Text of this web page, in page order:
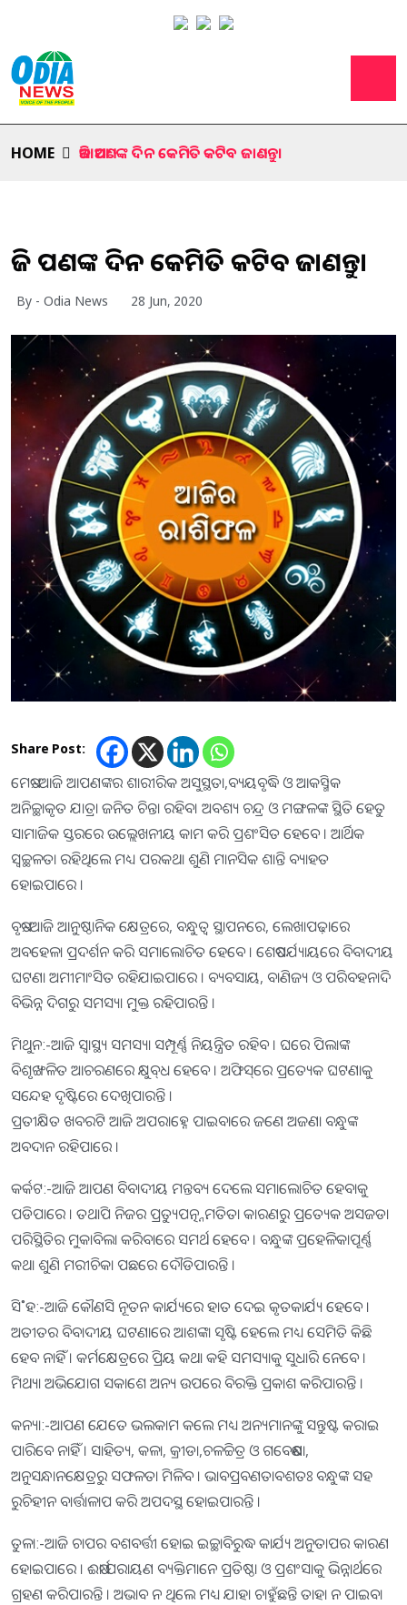
HOME ଆଜି ଆପଣଙ୍କ ଦିନ କେମିତି କଟିବ ଜାଣନ୍ତୁ।
ଆଜି ଆପଣଙ୍କ ଦିନ କେମିତି କଟିବ ଜାଣନ୍ତୁ।
By - Odia News 28 Jun, 2020
Share Post:
ମେଷ:-ଆଜି ଆପଣଙ୍କର ଶାରୀରିକ ଅସୁସ୍ଥତା,ବ୍ୟୟବୃଦ୍ଧି ଓ ଆକସ୍ମିକ
ଅନିଚ୍ଛାକୃତ ଯାତ୍ରା ଜନିତ ଚିନ୍ତା ରହିବ। ଅବଶ୍ୟ ଚନ୍ଦ୍ର ଓ ମଙ୍ଗଳଙ୍କ ସ୍ଥିତି ହେତୁ
ସାମାଜିକ ସ୍ତରରେ ଉଲ୍ଲେଖନୀୟ କାମ କରି ପ୍ରଶଂସିତ ହେବେ । ଆର୍ଥିକ
ସ୍ବଚ୍ଛଳତା ରହିଥିଲେ ମଧ୍ୟ ପରକଥା ଶୁଣି ମାନସିକ ଶାନ୍ତି ବ୍ୟାହତ
ହୋଇପାରେ ।
ବୃଷ:-ଆଜି ଆନୁଷ୍ଠାନିକ କ୍ଷେତ୍ରରେ, ବନ୍ଧୁତ୍ୱ ସ୍ଥାପନରେ, ଲେଖାପଢ଼ାରେ
ଅବହେଳା ପ୍ରଦର୍ଶନ କରି ସମାଲୋଚିତ ହେବେ । ଶେଷପର୍ଯ୍ୟାୟରେ ବିବାଦୀୟ
ଘଟଣା ଅମୀମାଂସିତ ରହିଯାଇପାରେ । ବ୍ୟବସାୟ, ବାଣିଜ୍ୟ ଓ ପରିବହନାଦି
ବିଭିନ୍ନ ଦିଗରୁ ସମସ୍ୟା ମୁକ୍ତ ରହିପାରନ୍ତି ।
ମିଥୁନ:-ଆଜି ସ୍ବାସ୍ଥ୍ୟ ସମସ୍ୟା ସମ୍ପୂର୍ଣ୍ଣ ନିୟନ୍ତ୍ରିତ ରହିବ । ଘରେ ପିଲାଙ୍କ
ବିଶୃଙ୍ଖଳିତ ଆଚରଣରେ କ୍ଷୁବ୍‌ଧ ହେବେ । ଅଫିସ୍‌ରେ ପ୍ରତ୍ୟେକ ଘଟଣାକୁ
ସନ୍ଦେହ ଦୃଷ୍ଟିରେ ଦେଖିପାରନ୍ତି ।
ପ୍ରତୀକ୍ଷିତ ଖବରଟି ଆଜି ଅପରାହ୍ନେ ପାଇବାରେ ଜଣେ ଅଜଣା ବନ୍ଧୁଙ୍କ
ଅବଦାନ ରହିପାରେ ।
କର୍କଟ:-ଆଜି ଆପଣ ବିବାଦୀୟ ମନ୍ତବ୍ୟ ଦେଲେ ସମାଲୋଚିତ ହେବାକୁ
ପଡିପାରେ । ତଥାପି ନିଜର ପ୍ରତ୍ୟୁପତ୍ନ୍ନମତିତା କାରଣରୁ ପ୍ରତ୍ୟେକ ଅସଜଡା
ପରିସ୍ଥିତିର ମୁକାବିଲା କରିବାରେ ସମର୍ଥ ହେବେ । ବନ୍ଧୁଙ୍କ ପ୍ରହେଳିକାପୂର୍ଣ୍ଣ
କଥା ଶୁଣି ମରୀଚିକା ପଛରେ ଦୌଡିପାରନ୍ତି ।
ସି˚ହ:-ଆଜି କୌଣସି ନୂତନ କାର୍ଯ୍ୟରେ ହାତ ଦେଇ କୃତକାର୍ଯ୍ୟ ହେବେ ।
ଅତୀତର ବିବାଦୀୟ ଘଟଣାରେ ଆଶଙ୍କା ସୃଷ୍ଟି ହେଲେ ମଧ୍ୟ ସେମିତି କିଛି
ହେବ ନାହିଁ । କର୍ମକ୍ଷେତ୍ରରେ ପ୍ରିୟ କଥା କହି ସମସ୍ୟାକୁ ସୁଧାରି ନେବେ ।
ମିଥ୍ୟା ଅଭିଯୋଗ ସକାଶେ ଅନ୍ୟ ଉପରେ ବିରକ୍ତି ପ୍ରକାଶ କରିପାରନ୍ତି ।
କନ୍ୟା:-ଆପଣ ଯେତେ ଭଲକାମ କଲେ ମଧ୍ୟ ଅନ୍ୟମାନଙ୍କୁ ସନ୍ତୁଷ୍ଟ କରାଇ
ପାରିବେ ନାହିଁ । ସାହିତ୍ୟ, କଳା, କ୍ରୀଡା,ଚଳଚ୍ଚିତ୍ର ଓ ଗବେଷଣା,
ଅନୁସନ୍ଧାନକ୍ଷେତ୍ରରୁ ସଫଳତା ମିଳିବ । ଭାବପ୍ରବଣତାବଶତଃ ବନ୍ଧୁଙ୍କ ସହ
ରୁଚିହୀନ ବାର୍ତ୍ତାଳାପ କରି ଅପଦସ୍ଥ ହୋଇପାରନ୍ତି ।
ତୁଳା:-ଆଜି ଚାପର ବଶବର୍ତ୍ତୀ ହୋଇ ଇଚ୍ଛାବିରୁଦ୍ଧ କାର୍ଯ୍ୟ ଅନୁତାପର କାରଣ
ହୋଇପାରେ । ଈର୍ଷା ପରାୟଣ ବ୍ୟକ୍ତିମାନେ ପ୍ରତିଷ୍ଠା ଓ ପ୍ରଶଂସାକୁ ଭିନ୍ନାର୍ଥରେ
ଗ୍ରହଣ କରିପାରନ୍ତି । ଅଭାବ ନ ଥିଲେ ମଧ୍ୟ ଯାହା ଚାହୁଁଛନ୍ତି ତାହା ନ ପାଇବା